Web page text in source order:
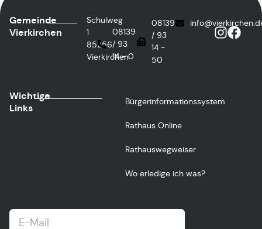
Gemeinde
Vierkirchen
Schulweg
1
85256
Vierkirchen
08139
/ 93
14 - 0
08139
/ 93
14 -
50
Wichtige
Links
Bürgerinformationssystem
Rathaus Online
Rathauswegweiser
Wo erledige ich was?